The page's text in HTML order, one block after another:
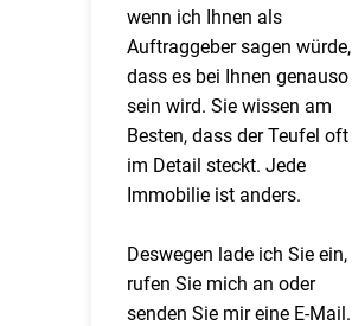
wenn ich Ihnen als
Auftraggeber sagen würde,
dass es bei Ihnen genauso
sein wird. Sie wissen am
Besten, dass der Teufel oft
im Detail steckt. Jede
Immobilie ist anders.
Deswegen lade ich Sie ein,
rufen Sie mich an oder
senden Sie mir eine E-Mail.